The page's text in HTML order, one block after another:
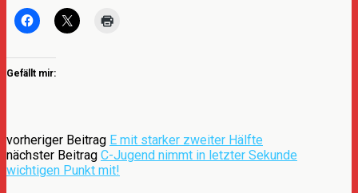
Gefällt mir:
vorheriger Beitrag E mit starker zweiter Hälfte
nächster Beitrag C-Jugend nimmt in letzter Sekunde
wichtigen Punkt mit!